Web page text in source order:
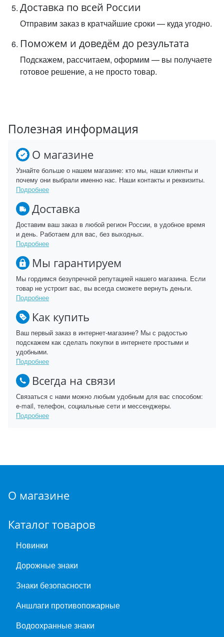
Доставка по всей России
Отправим заказ в кратчайшие сроки — куда угодно.
Поможем и доведём до результата
Подскажем, рассчитаем, оформим — вы получаете
готовое решение, а не просто товар.
Полезная информация
О магазине
Узнайте больше о нашем магазине: кто мы, наши клиенты и
почему они выбрали именно нас. Наши контакты и реквизиты.
Подробнее
Доставка
Доставим ваш заказ в любой регион России, в удобное время
и день. Работаем для вас, без выходных.
Подробнее
Мы гарантируем
Мы гордимся безупречной репутацией нашего магазина. Если
товар не устроит вас, вы всегда сможете вернуть деньги.
Подробнее
Как купить
Ваш первый заказ в интернет-магазине? Мы с радостью
подскажем как сделать покупки в интернете простыми и
удобными.
Подробнее
Всегда на связи
Связаться с нами можно любым удобным для вас способом:
e-mail, телефон, социальные сети и мессенджеры.
Подробнее
О магазине
Каталог товаров
Новинки
Дорожные знаки
Знаки безопасности
Аншлаги противопожарные
Водоохранные знаки